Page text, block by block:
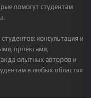
помогут студентам
консультация и
проектами,
опытных авторов и
в любых областях